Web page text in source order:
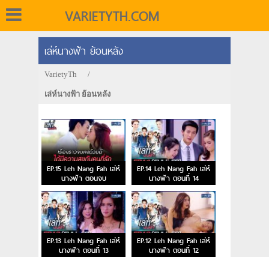
VARIETYTH.COM
เล่ห์นางฟ้า ย้อนหลัง
VarietyTh /
เล่ห์นางฟ้า ย้อนหลัง
EP.15 Leh Nang Fah เล่ห์
นางฟ้า ตอนจบ
EP.14 Leh Nang Fah เล่ห์
นางฟ้า ตอนที่ 14
EP.13 Leh Nang Fah เล่ห์
นางฟ้า ตอนที่ 13
EP.12 Leh Nang Fah เล่ห์
นางฟ้า ตอนที่ 12